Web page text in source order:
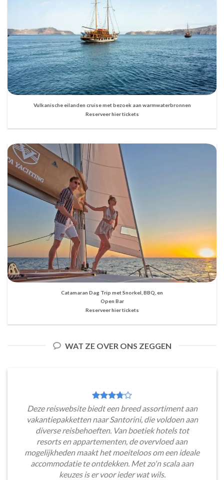
Vulkanische eilanden cruise met bezoek aan warmwaterbronnen
Reserveer hier tickets
Catamaran Dag Trip met Snorkel, BBQ, en
Open Bar
Reserveer hier tickets
WAT ZE OVER ONS ZEGGEN
Deze reiswebsite biedt een breed assortiment aan
vakantiepakketten naar Santorini, die voldoen aan
diverse reisbehoeften. Van boetiek hotels tot
resorts en appartementen, de overvloed aan
mogelijkheden maakt het moeiteloos om een ideale
accommodatie te ontdekken. Met zo'n scala aan
keuzes is er voor ieder wat wils.